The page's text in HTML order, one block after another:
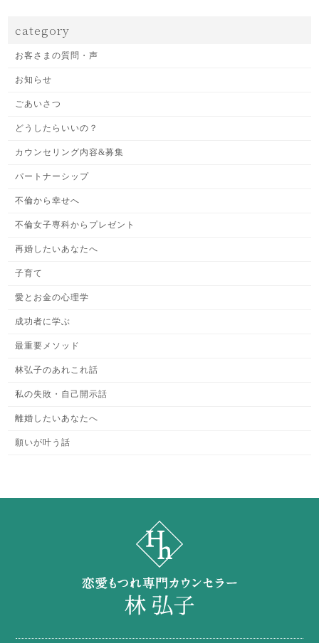
category
お客さまの質問・声
お知らせ
ごあいさつ
どうしたらいいの？
カウンセリング内容&募集
パートナーシップ
不倫から幸せへ
不倫女子専科からプレゼント
再婚したいあなたへ
子育て
愛とお金の心理学
成功者に学ぶ
最重要メソッド
林弘子のあれこれ話
私の失敗・自己開示話
離婚したいあなたへ
願いが叶う話